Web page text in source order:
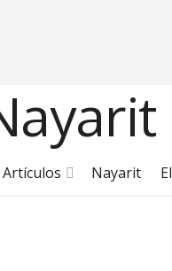
Artículos Nayarit